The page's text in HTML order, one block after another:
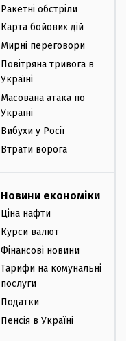
Ракетні обстріли
Карта бойових дій
Мирні переговори
Повітряна тривога в
Україні
Масована атака по
Україні
Вибухи у Росії
Втрати ворога
Новини економіки
Ціна нафти
Курси валют
Фінансові новини
Тарифи на комунальні
послуги
Податки
Пенсія в Україні